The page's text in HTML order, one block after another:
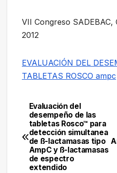
VII Congreso SADEBAC,
2012
EVALUACIÓN DEL
TABLETAS ROSCO ampc
Navegación
de
entradas
Evaluación del
desempeño de las
tabletas Rosco™ para
detección simultanea
de ß-lactamasas tipo
AmpC y ß-lactamasas
de espectro
extendido